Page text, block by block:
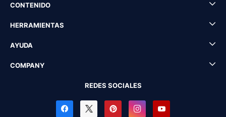
CONTENIDO
HERRAMIENTAS
AYUDA
COMPANY
REDES SOCIALES